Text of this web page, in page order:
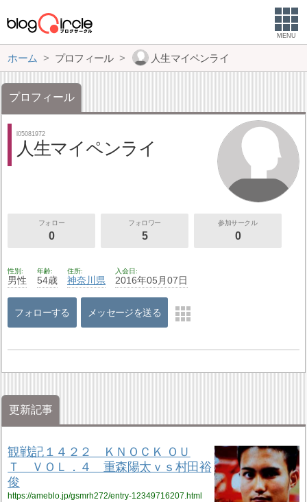
MENU
ホーム プロフィール 人生マイペンライ
プロフィール
l05081972
人生マイペンライ
フォロー
0
フォロワー
5
参加サークル
0
性別
男性
年齢
54歳
住所
神奈川県
入会日
2016年05月07日
フォローする メッセージを送る
更新記事
観戦記１４２２ ＫＮＯＣＫ ＯＵ
Ｔ ＶＯＬ．４ 重森陽太ｖｓ村田裕
俊
https://ameblo.jp/gsmrh272/entry-12349716207.html